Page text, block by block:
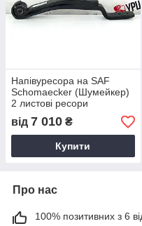
Напівуресора на SAF
Schomaecker (Шумейкер)
2 листові ресори
від 7 010 ₴
Купити
Про нас
100% позитивних з 6